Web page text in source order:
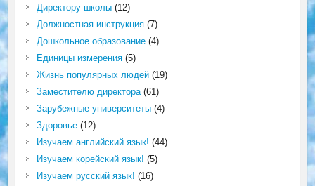
Директору школы(12)
Должностная инструкция(7)
Дошкольное образование(4)
Единицы измерения(5)
Жизнь популярных людей(19)
Заместителю директора(61)
Зарубежные университеты(4)
Здоровье(12)
Изучаем английский язык! (44)
Изучаем корейский язык! (5)
Изучаем русский язык! (16)